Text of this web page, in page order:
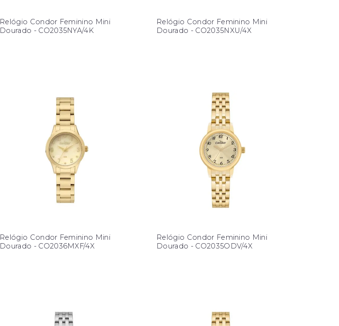
Relógio Condor Feminino Mini
Dourado - CO2035NYA/4K
Relógio Condor Feminino Mini
Dourado - CO2035NXU/4X
Relógio Condor Feminino Mini
Dourado - CO2036MXF/4X
Relógio Condor Feminino Mini
Dourado - CO2035ODV/4X